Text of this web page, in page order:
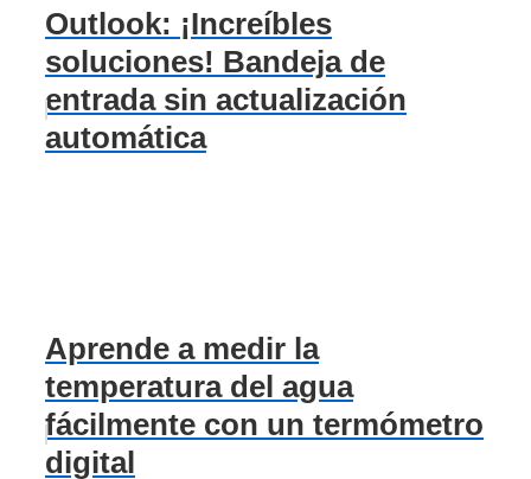
Outlook: ¡Increíbles
soluciones! Bandeja de
entrada sin actualización
automática
Aprende a medir la
temperatura del agua
fácilmente con un termómetro
digital